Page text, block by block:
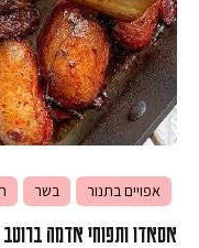
אפויים בתנור בשר
אסאדו ותפוחי אדמה ברוטב